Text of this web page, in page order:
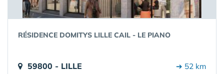
RÉSIDENCE DOMITYS LILLE CAIL - LE PIANO
59800 - LILLE ➔ 52 km